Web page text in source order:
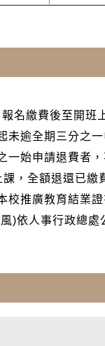
名繳費後至開班
未逾全期三分之
一始申請退費者
，全額退還已
校推廣教育結業
)依人事行政總